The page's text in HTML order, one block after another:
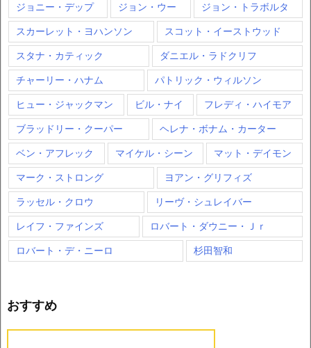
ジョニー・デップ ジョン・ウー ジョン・トラボルタ
スカーレット・ヨハンソン スコット・イーストウッド
スタナ・カティック ダニエル・ラドクリフ
チャーリー・ハナム パトリック・ウィルソン
ヒュー・ジャックマン ビル・ナイ フレディ・ハイモア
ブラッドリー・クーパー ヘレナ・ボナム・カーター
ベン・アフレック マイケル・シーン マット・デイモン
マーク・ストロング ヨアン・グリフィズ
ラッセル・クロウ リーヴ・シュレイバー
レイフ・ファインズ ロバート・ダウニー・Ｊｒ
ロバート・デ・ニーロ 杉田智和
おすすめ